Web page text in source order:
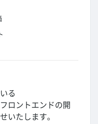
る
ロントエンドの開
いたします。